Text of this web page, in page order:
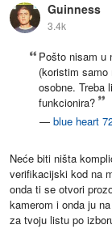
Guinness
3.4k
Pošto nisam u
(koristim samo
osobne. Treba
funkcionira?
— blue heart
Neće biti ništa
verifikacijski kod na
onda ti se otvori
kamerom i onda ju
za tvoju listu po